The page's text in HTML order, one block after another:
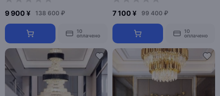
9 900 ¥ 138 600 ₽
10
оплачено
7 100 ¥ 99 400 ₽
10
оплачено